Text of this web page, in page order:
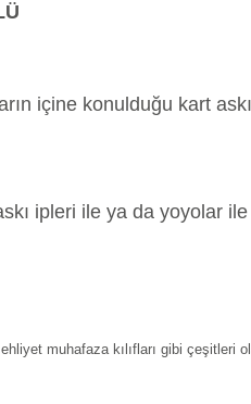
içine konulduğu kart
ipleri ile ya da yoyolar
muhafaza kılıfları gibi çeşitleri